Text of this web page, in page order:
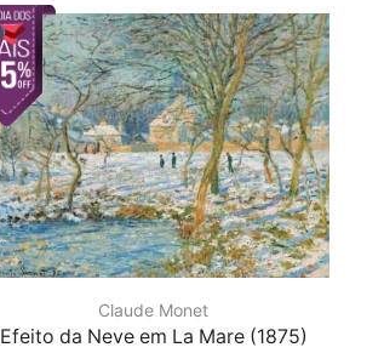
Claude Monet
Efeito da Neve em La Mare (1875)